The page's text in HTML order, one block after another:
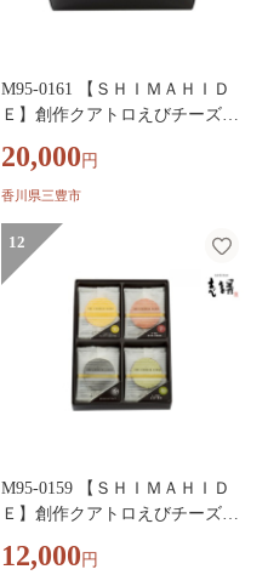
M95-0161 【ＳＨＩＭＡＨＩＤ
Ｅ】創作クアトロえびチーズ
類）
20,000 円
香川県三豊市
12
M95-0159 【ＳＨＩＭＡＨＩＤ
Ｅ】創作クアトロえびチーズ
類）
12,000 円